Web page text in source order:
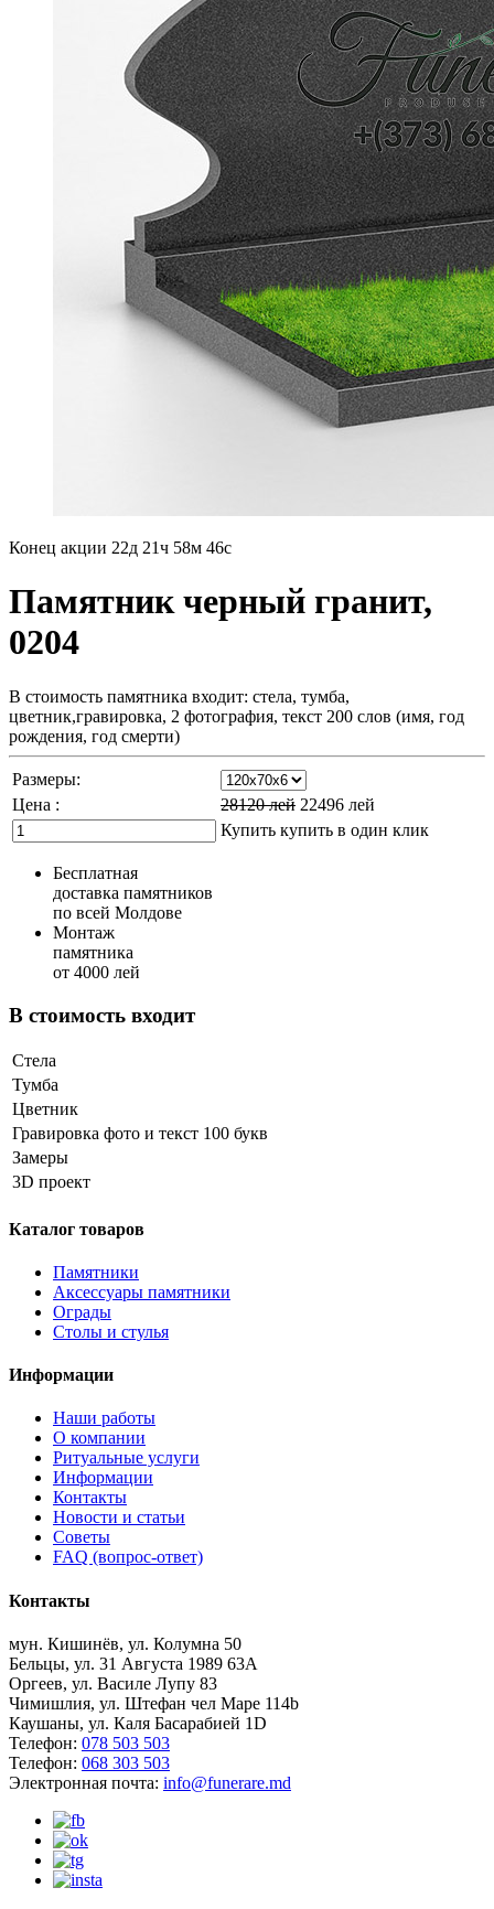
Конец акции 22д 21ч 58м 44с
Памятник черный гранит,
0204
В стоимость памятника входит: стела, тумба,
цветник,гравировка, 2 фотография, текст 200 слов (имя, год
рождения, год смерти)
Размеры:
Цена :
28120лей 22496 лей
Купить купить в один клик
Бесплатная
доставка памятников
по всей Молдове
Монтаж
памятника
от 4000 лей
В стоимость входит
Стела
Тумба
Цветник
Гравировка фото и текст 100 букв
Замеры
3D проект
Каталог товаров
Памятники
Аксессуары памятники
Ограды
Столы и стулья
Информации
Наши работы
О компании
Ритуальные услуги
Информации
Контакты
Новости и статьи
Советы
FAQ (вопрос-ответ)
Контакты
мун. Кишинёв, ул. Колумна 50
Бельцы, ул. 31 Августа 1989 63А
Оргеев, ул. Василе Лупу 83
Чимишлия, ул. Штефан чел Маре 114b
Каушаны, ул. Каля Басарабией 1D
Телефон: 078 503 503
Телефон: 068 303 503
Электронная почта: info@funerare.md